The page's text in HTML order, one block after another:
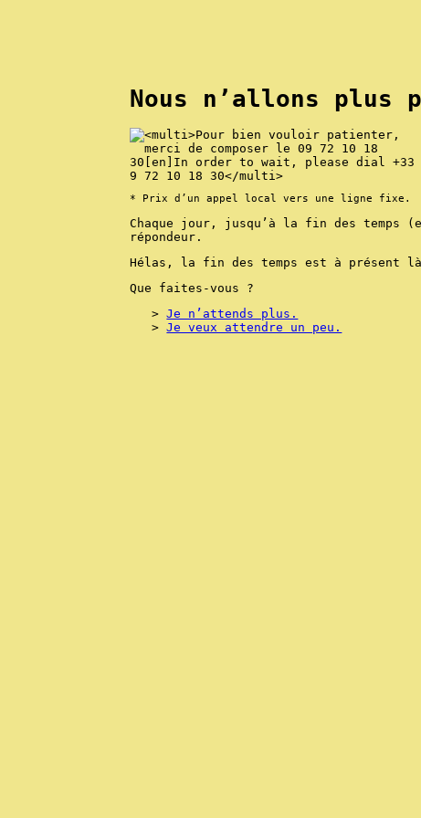
Nous n’allons plus
* Prix d’un appel local vers une ligne fixe.
Chaque jour, jusqu’à la fin des temps
répondeur.
Hélas, la fin des temps est à présent
Que faites-vous ?
Je n’attends plus.
Je veux attendre un peu.